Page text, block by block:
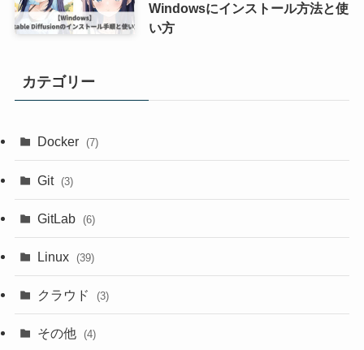
Windowsにインストール方法と使
い方
カテゴリー
Docker (7)
Git (3)
GitLab (6)
Linux (39)
クラウド (3)
その他 (4)